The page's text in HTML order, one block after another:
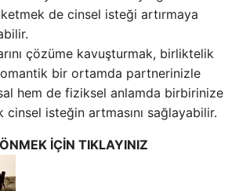
de cinsel isteği artırmaya
çözüme kavuşturmak, birliktelik
bir ortamda partnerinizle
hem de fiziksel anlamda birbirinize
cinsel isteğin artmasını sağlayabilir.
İÇİN TIKLAYINIZ